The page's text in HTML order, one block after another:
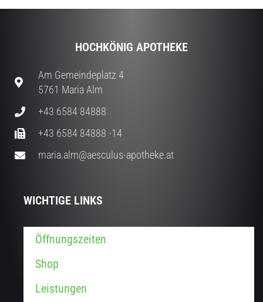
HOCHKÖNIG APOTHEKE
Am Gemeindeplatz 4
5761 Maria Alm
+43 6584 84888
+43 6584 84888 -14
maria.alm@aesculus-apotheke.at
WICHTIGE LINKS
Öffnungszeiten
Shop
Leistungen